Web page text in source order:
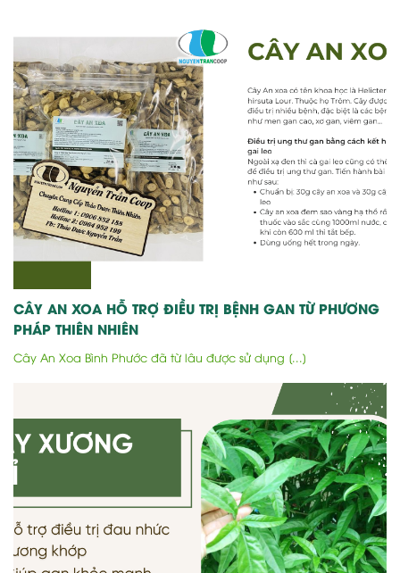
CÂY AN XOA HỖ TRỢ ĐIỀU TRỊ BỆNH GAN TỪ PHƯƠNG
PHÁP THIÊN NHIÊN
Cây An Xoa Bình Phước đã từ lâu được sử dụng [...]